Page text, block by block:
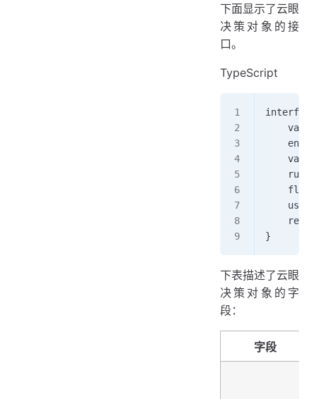
下面显示了云眼
决策对象的接
口。
TypeScript
}
下表描述了云眼
决策对象的字
段：
字段